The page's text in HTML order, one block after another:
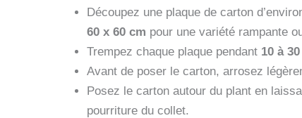
Découpez une plaque de carton
60 x 60 cm pour une variété rampante
Trempez chaque plaque pendant 10 à
Avant de poser le carton, arrosez
Posez le carton autour du plant en
pourriture du collet.